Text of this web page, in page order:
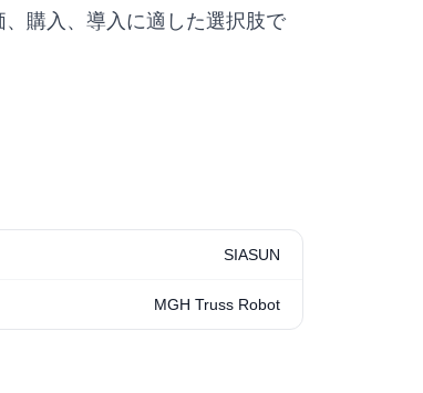
購入、導入に適した選択肢で
SIASUN
MGH Truss Robot